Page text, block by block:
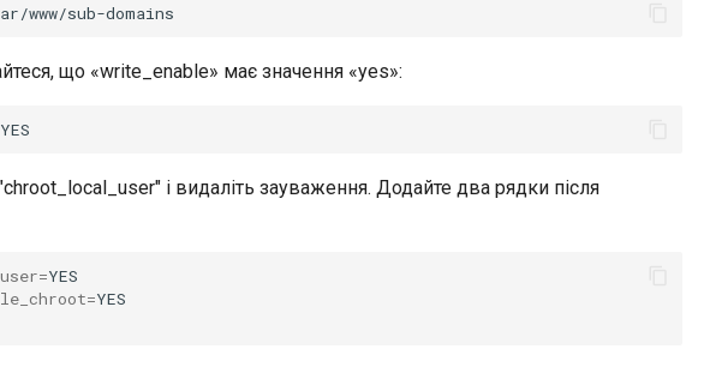
що «write_enable» має значення «yes»:
і видаліть зауваження. Додайте два рядки після
=
=